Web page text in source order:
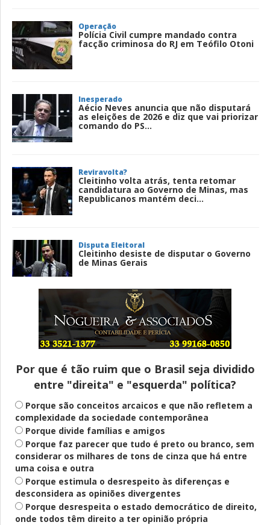
Operação
Polícia Civil cumpre mandado contra
facção criminosa do RJ em Teófilo Otoni
Inesperado
Aécio Neves anuncia que não disputará
as eleições de 2026 e diz que vai priorizar
comando do PS...
Reviravolta?
Cleitinho volta atrás, tenta retomar
candidatura ao Governo de Minas, mas
Republicanos mantém deci...
Disputa Eleitoral
Cleitinho desiste de disputar o Governo
de Minas Gerais
Entenda
Pix Pensão Alimentícia: entenda o que é
e como solicitar
Saúde Mental
Plataforma oferece escuta em saúde
mental para jovens no SUS Digital
Definido
PT lança Patrus Ananias como candidato
ao governo de Minas Gerais
Por que é tão ruim que o Brasil seja dividido
entre "direita" e "esquerda" política?
Porque são conceitos arcaicos e que não refletem a
complexidade da sociedade contemporânea
Porque divide famílias e amigos
Porque faz parecer que tudo é preto ou branco, sem
considerar os milhares de tons de cinza que há entre
uma coisa e outra
Porque estimula o desrespeito às diferenças e
desconsidera as opiniões divergentes
Porque desrespeita o estado democrático de direito,
onde todos têm direito a ter opinião própria